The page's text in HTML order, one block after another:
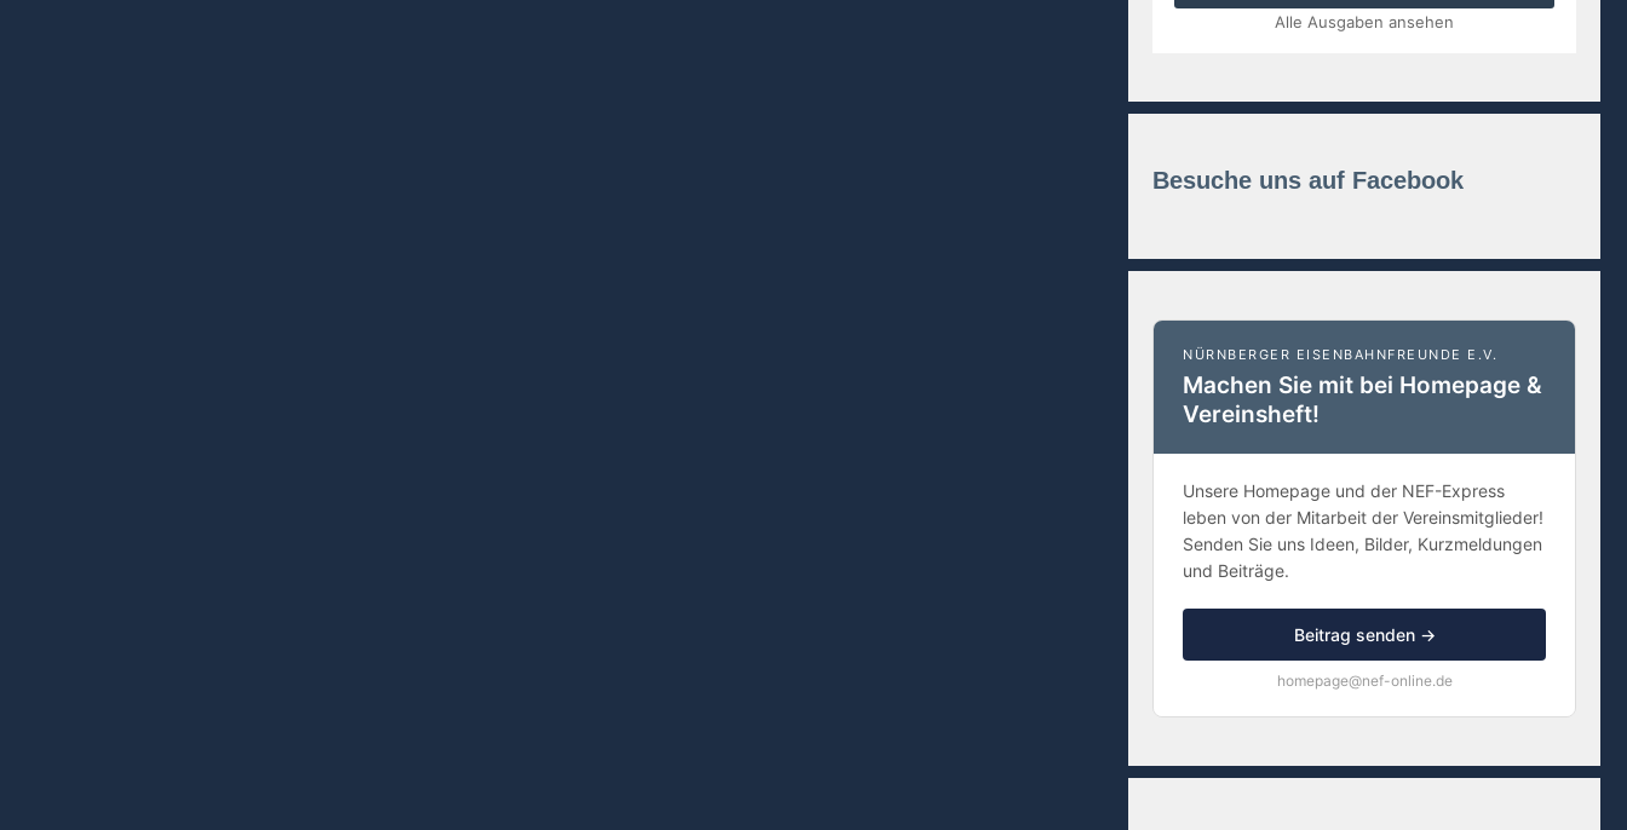
Alle Ausgaben ansehen
Besuche uns auf Facebook
NÜRNBERGER EISENBAHNFREUNDE E.V.
Machen Sie mit bei Homepage &
Vereinsheft!
Unsere Homepage und der NEF-Express
leben von der Mitarbeit der Vereinsmitglieder!
Senden Sie uns Ideen, Bilder, Kurzmeldungen
und Beiträge.
Beitrag senden →
homepage@nef-online.de